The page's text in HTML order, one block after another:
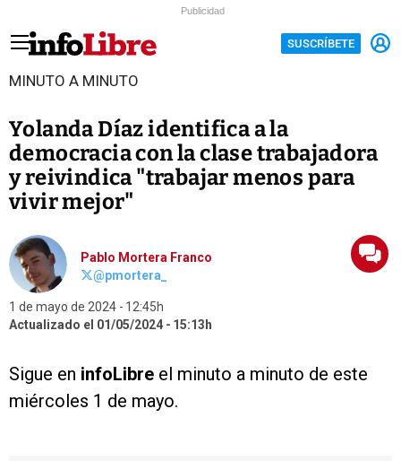
Publicidad
SUSCRÍBETE
MINUTO A MINUTO
Yolanda Díaz identifica a la
democracia con la clase trabajadora
y reivindica "trabajar menos para
vivir mejor"
Pablo Mortera Franco
@pmortera_
1 de mayo de 2024
12:45h
Actualizado el 01/05/2024
15:13h
Sigue en infoLibre el minuto a minuto de este
miércoles 1 de mayo.